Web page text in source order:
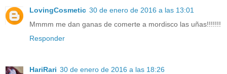
LovingCosmetic 30 de enero de 2016 a las 13:01
Mmmm me dan ganas de comerte a mordisco las uñas!!!!!!!
Responder
HariRari 30 de enero de 2016 a las 18:26